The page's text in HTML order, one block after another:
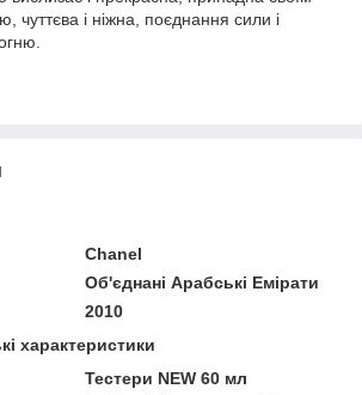
чуттєва і ніжна, поєднання сили і
Chanel
Об'єднані Арабські Емірати
2010
характеристики
Тестери NEW 60 мл